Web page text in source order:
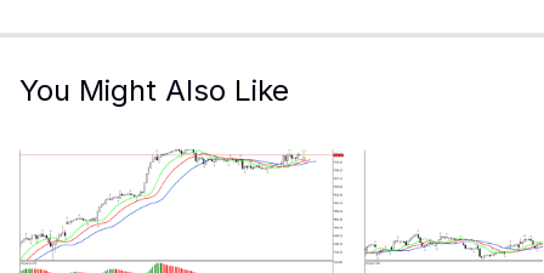
You Might Also Like